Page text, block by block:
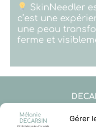
Gérer
SkinNeedler
c’est une
une peau
ferme et